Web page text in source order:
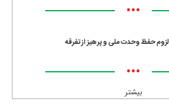
•••
لزوم حفظ وحدت ملی و پرهیز از تفرقه
•••
بیشتر